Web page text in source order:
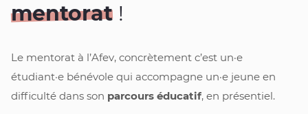
mentorat !
Le mentorat à l’Afev, concrètement c’est un·e
étudiant·e bénévole qui accompagne un·e jeune en
difficulté dans son parcours éducatif, en présentiel.